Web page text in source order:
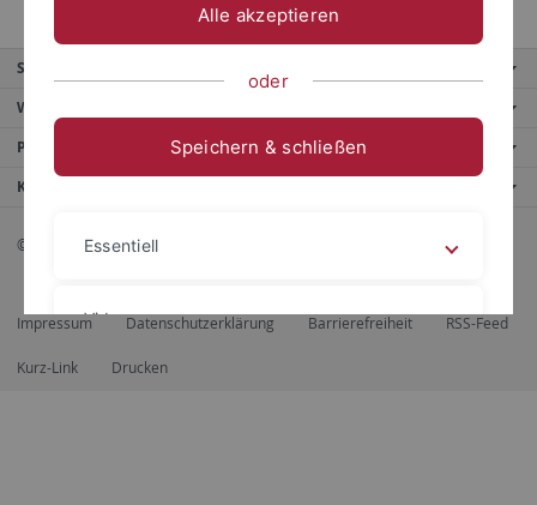
Service
Weitere Angebote
Portale
Kontaktinfo
© 2026 Eberhard Karls Universität Tübingen, Tübingen
Impressum Datenschutzerklärung Barrierefreiheit RSS-Feed
Kurz-Link Drucken
Alle akzeptieren
oder
Speichern & schließen
Essentiell
Videos